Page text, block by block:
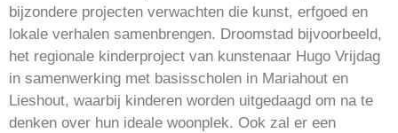
bijzondere projecten verwachten die kunst, erfgoed en
lokale verhalen samenbrengen. Droomstad bijvoorbeeld,
het regionale kinderproject van kunstenaar Hugo Vrijdag
in samenwerking met basisscholen in Mariahout en
Lieshout, waarbij kinderen worden uitgedaagd om na te
denken over hun ideale woonplek. Ook zal er een